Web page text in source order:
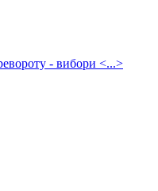
- вибори <...>